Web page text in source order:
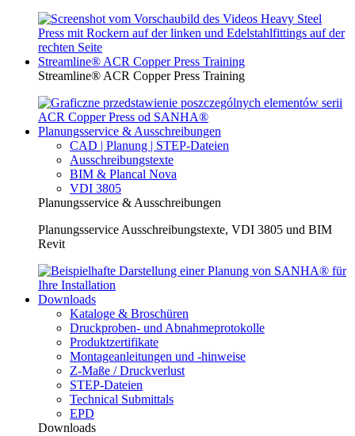
Streamline® ACR Copper Press Training
Streamline® ACR Copper Press Training
Planungsservice & Ausschreibungen
CAD | Planung | STEP-Dateien
Ausschreibungstexte
BIM & Plancal Nova
VDI 3805
Planungsservice & Ausschreibungen
Planungsservice Ausschreibungstexte, VDI 3805 und BIM
Revit
Downloads
Kataloge & Broschüren
Druckproben- und Abnahmeprotokolle
Produktzertifikate
Montageanleitungen und -hinweise
Z-Maße / Druckverlust
STEP-Dateien
Technical Submittals
EPD
Downloads